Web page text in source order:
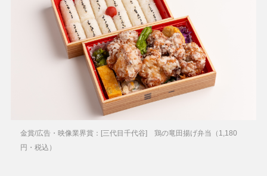
金賞/広告・映像業界賞：[三代目千代谷] 鶏の竜田揚げ弁当（1,180
円・税込）